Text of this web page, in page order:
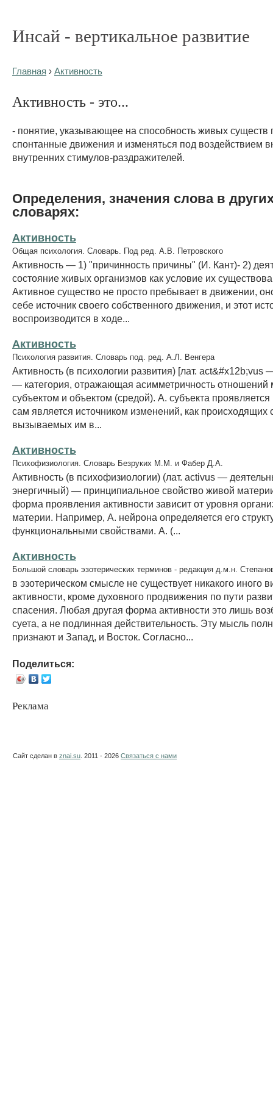
Инсай - вертикальное развитие
Главная › Активность
Активность - это...
- понятие, указывающее на способность живых существ
спонтанные движения и изменяться под воздействием
внутренних стимулов-раздражителей.
Определения, значения слова в
словарях:
Активность
Общая психология. Словарь. Под ред. А.В. Петровского
Активность — 1) "причинность причины" (И. Кант)- 2)
состояние живых организмов как условие их
Активное существо не просто пребывает в движении,
себе источник своего собственного движения, и этот
воспроизводится в ходе...
Активность
Психология развития. Словарь под. ред. А.Л. Венгера
Активность (в психологии развития) [лат. act&#x12b;vus
— категория, отражающая асимметричность отношений
субъектом и объектом (средой). А. субъекта проявляется
сам является источником изменений, как происходящих
вызываемых им в...
Активность
Психофизиология. Словарь Безруких М.М. и Фабер Д.А.
Активность (в психофизиологии) (лат. activus —
энергичный) — принципиальное свойство живой
форма проявления активности зависит от уровня
материи. Например, А. нейрона определяется его
функциональными свойствами. А. (...
Активность
Большой словарь эзотерических терминов - редакция д.м.н.
в эзотерическом смысле не существует никакого иного
активности, кроме духовного продвижения по пути
спасения. Любая другая форма активности это лишь
суета, а не подлинная действительность. Эту мысль
признают и Запад, и Восток. Согласно...
Поделиться:
Реклама
Сайт сделан в znai.su . 2011 - 2026 Связаться с нами